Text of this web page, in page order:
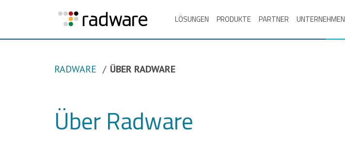
LÖSUNGEN PRODUKTE PARTNER UNTERNEHMEN
RADWARE ÜBER RADWARE
Über Radware